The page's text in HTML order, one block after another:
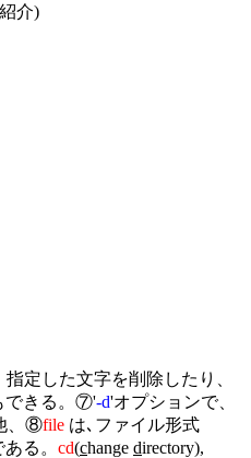
介)
定した文字を削除したり、
できる。⑦'-d'オプションで、
、⑧file は､ファイル形式
る。 cd(change d